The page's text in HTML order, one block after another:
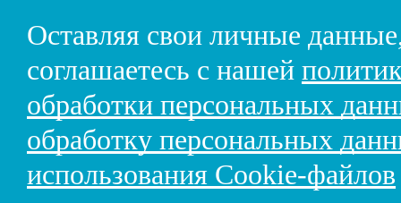
Оставляя свои личные
соглашаетесь с нашей
обработки персональных
обработку персональных
использования Cookie-файлов